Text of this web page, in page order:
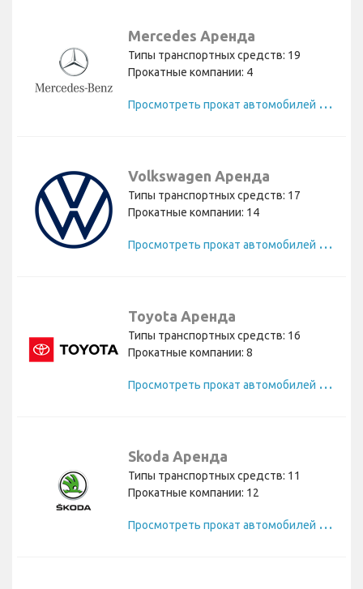
Mercedes Аренда
Типы транспортных средств: 19
Прокатные компании: 4
П
росмотреть прокат автомобилей Mercedes
Volkswagen Аренда
Типы транспортных средств: 17
Прокатные компании: 14
П
росмотреть прокат автомобилей Volkswagen
Toyota Аренда
Типы транспортных средств: 16
Прокатные компании: 8
П
росмотреть прокат автомобилей Toyota
Skoda Аренда
Типы транспортных средств: 11
Прокатные компании: 12
П
росмотреть прокат автомобилей Skoda